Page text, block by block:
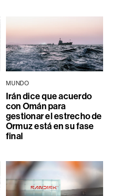
MUNDO
Irán dice que acuerdo
con Omán para
gestionar el estrecho de
Ormuz está en su fase
final